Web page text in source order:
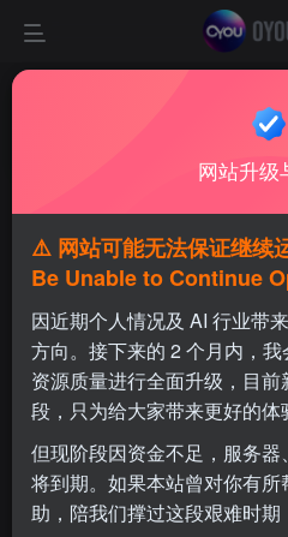
网站升级
⚠️ 网站可能无法保证继续
Be Unable to Continue
因近期个人情况及 AI 行业带
方向。接下来的 2 个月内，
资源质量进行全面升级，目
段，只为给大家带来更好的体
但现阶段因资金不足，服务
将到期。如果本站曾对你有
助，陪我们撑过这段艰难时期